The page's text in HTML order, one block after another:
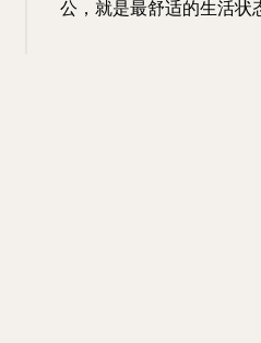
公，就是最舒适的生活状